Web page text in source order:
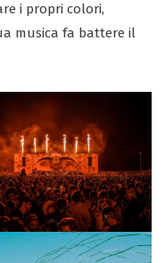
i propri colori,
musica fa battere il